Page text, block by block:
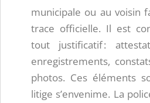
municipale ou au voisin
trace officielle. Il est
tout justificatif :
enregistrements,
photos. Ces éléments
litige s’envenime. La